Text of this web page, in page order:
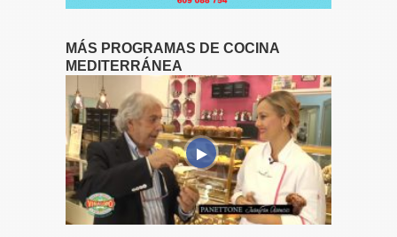
MÁS PROGRAMAS DE COCINA
MEDITERRÁNEA